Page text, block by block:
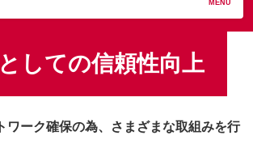
MENU
しての信頼性向上
ワーク確保の為、さまざまな取組みを行